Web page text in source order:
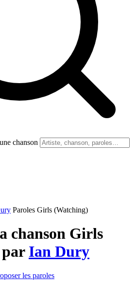
chanson
Paroles Girls (Watching)
chanson Girls
Ian Dury
les paroles